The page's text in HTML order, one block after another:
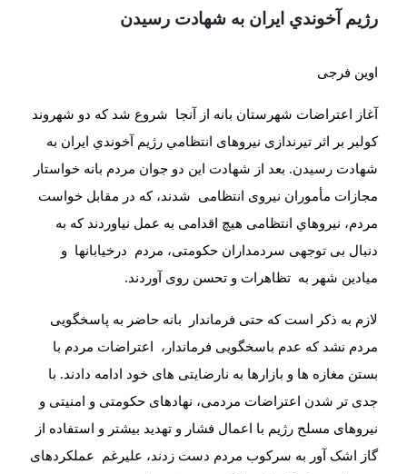
رژيم آخوندي ايران به شهادت رسيدن
اوين فرجى
آغاز اعتراضات شهرستان بانه از آنجا
شروع شد که دو شهروند
کولبر بر اثر تيرندازى نيروهاى انتظامي رژيم آخوندي ايران به
شهادت رسيدن. بعد از شهادت اين دو جوان مردم بانه خواستار
مجازات مأموران نيروى انتظامى
شدند، که در مقابل خواست
مردم، نيروهاي انتظامى هيچ اقدامى به عمل نياوردند که به
دنبال بى توجهى سردمداران حکومتى، مردم
درخيابانها
و
ميادين شهر به تظاهرات و تحسن روى آوردند.
لازم به ذکر است که حتى فرماندار
بانه حاضر به پاسخگويى
مردم نشد که عدم باسخگويى فرماندار،
اعتراضات مردم با
بستن مغازه ها و بازارها به نارضايتى هاى خود ادامه دادند. با
جدى تر شدن اعتراضات مردمى، نهادهاى حکومتى و امنيتى و
نيروهاى مسلح رژيم با اعمال فشار و تهديد بيشتر و استفاده از
گاز اشک آور به سرکوب مردم دست زدند، عليرغم
عملکردهاى